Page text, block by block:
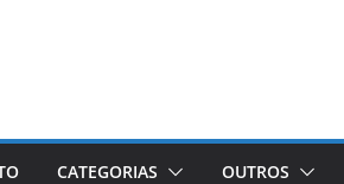
CATEGORIAS OUTROS